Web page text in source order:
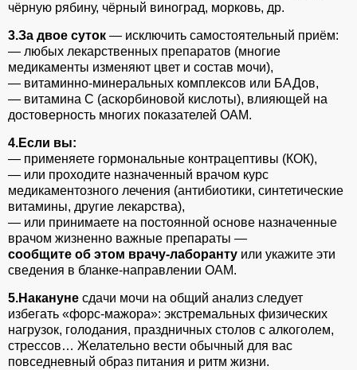
чёрную рябину, чёрный виноград, морковь, др.
3.За двое суток — исключить самостоятельный приём:
— любых лекарственных препаратов (многие
медикаменты изменяют цвет и состав мочи),
— витаминно-минеральных комплексов или БАДов,
— витамина С (аскорбиновой кислоты), влияющей на
достоверность многих показателей ОАМ.
4.Если вы:
— применяете гормональные контрацептивы (КОК),
— или проходите назначенный врачом курс
медикаментозного лечения (антибиотики, синтетические
витамины, другие лекарства),
— или принимаете на постоянной основе назначенные
врачом жизненно важные препараты —
сообщите об этом врачу-лаборанту или укажите эти
сведения в бланке-направлении ОАМ.
5.Накануне сдачи мочи на общий анализ следует
избегать «форс-мажора»: экстремальных физических
нагрузок, голодания, праздничных столов с алкоголем,
стрессов… Желательно вести обычный для вас
повседневный образ питания и ритм жизни.